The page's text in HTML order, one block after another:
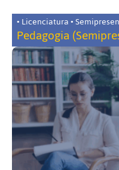
• Licenciatura •
Pedagogia